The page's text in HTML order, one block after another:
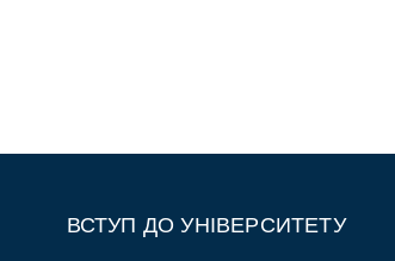
ВСТУП ДО УНІВЕРСИТЕТУ